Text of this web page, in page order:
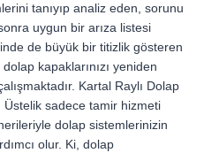
tanıyıp analiz eden, sorunu
uygun bir arıza listesi
de büyük bir titizlik gösteren
kapaklarınızı yeniden
Kartal Raylı Dolap
Üstelik sadece tamir hizmeti
dolap sistemlerinizin
olur. Ki, dolap